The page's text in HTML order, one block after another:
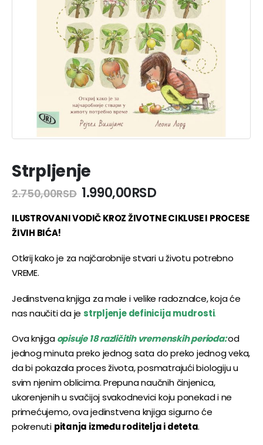
Strpljenje
2.750,00RSD Originalna
cena
je
1.990,00RSDTrenutna
je:
ILUSTROVANI VODIČ KROZ ŽIVOTNE CIKLUSE I PROCESE
ŽIVIH BIĆA!
Otkrij kako je za najčarobnije stvari u životu potrebno
VREME.
Jedinstvena knjiga za male i velike radoznalce, koja će
nas naučiti da je strpljenje definicija mudrosti.
Ova knjiga opisuje 18 različitih vremenskih perioda:od
jednog minuta preko jednog sata do preko jednog veka,
da bi pokazala proces života, posmatrajući biologiju u
svim njenim oblicima. Prepuna naučnih činjenica,
ukorenjenih u svačijoj svakodnevici koju ponekad i ne
primećujemo, ova jedinstvena knjiga sigurno će
pokrenuti pitanja između roditelja i deteta.